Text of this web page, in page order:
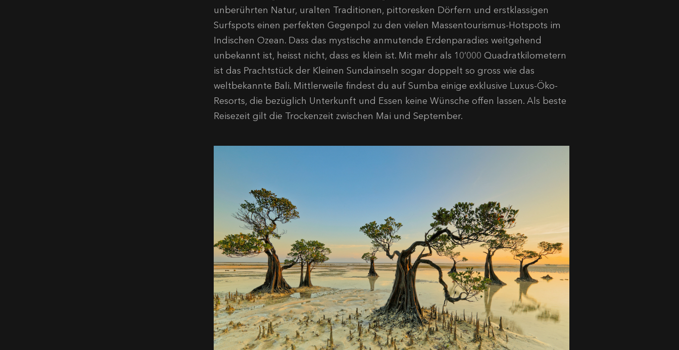
unberührten Natur, uralten Traditionen, pittoresken Dörfern und erstklassigen
Surfspots einen perfekten Gegenpol zu den vielen Massentourismus-Hotspots im
Indischen Ozean. Dass das mystische anmutende Erdenparadies weitgehend
unbekannt ist, heisst nicht, dass es klein ist. Mit mehr als 10’000 Quadratkilometern
ist das Prachtstück der Kleinen Sundainseln sogar doppelt so gross wie das
weltbekannte Bali. Mittlerweile findest du auf Sumba einige exklusive Luxus-Öko-
Resorts, die bezüglich Unterkunft und Essen keine Wünsche offen lassen. Als beste
Reisezeit gilt die Trockenzeit zwischen Mai und September.